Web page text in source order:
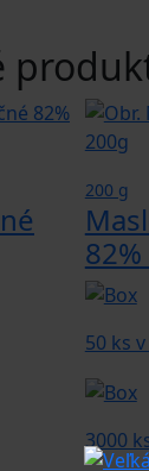
200 g
50 ks
3000